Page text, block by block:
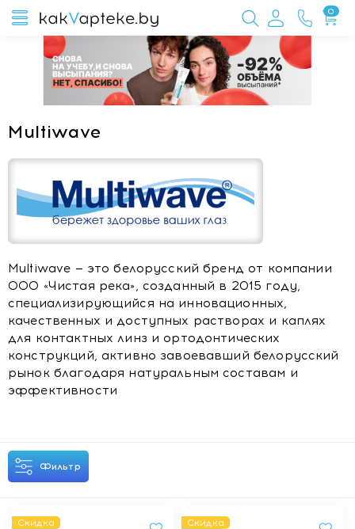
0
Multiwave
Multiwave — это белорусский бренд от компании
ООО «Чистая река», созданный в 2015 году,
специализирующийся на инновационных,
качественных и доступных растворах и каплях
для контактных линз и ортодонтических
конструкций, активно завоевавший белорусский
рынок благодаря натуральным составам и
эффективности
Фильтр
Скидка Скидка